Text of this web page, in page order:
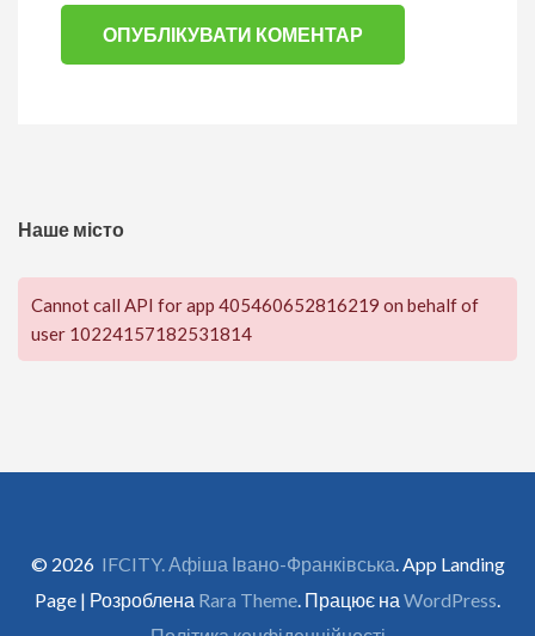
Наше місто
Cannot call API for app 405460652816219 on behalf of
user 10224157182531814
© 2026 IFCITY. Афіша Івано-Франківська . App Landing
Page | Розроблена Rara Theme . Працює на WordPress